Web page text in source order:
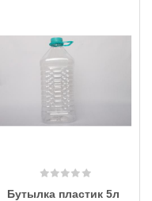
Бутылка пластик 5л